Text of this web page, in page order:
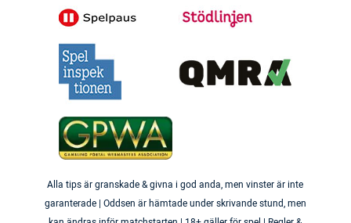
Alla tips är granskade & givna i god anda, men vinster är inte
garanterade | Oddsen är hämtade under skrivande stund, men